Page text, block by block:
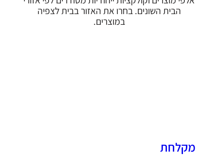
הבית השונים. בחרו את האזור בבית לצפיה
במוצרים.
מקלחת